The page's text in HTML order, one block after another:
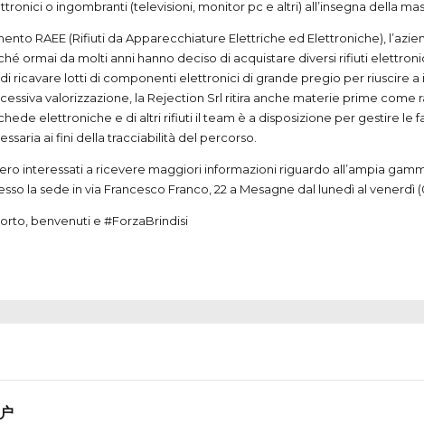
o ingombranti (televisioni, monitor pc e altri) all’insegna della
RAEE (Rifiuti da Apparecchiature Elettriche ed Elettroniche),
ormai da molti anni hanno deciso di acquistare diversi rifiuti
di ricavare lotti di componenti elettronici di grande pregio per riuscire
valorizzazione, la Rejection Srl ritira anche materie prime
elettroniche e di altri rifiuti il team è a disposizione per gestire
ai fini della tracciabilità del percorso.
interessati a ricevere maggiori informazioni riguardo all’ampia
la sede in via Francesco Franco, 22 a Mesagne dal lunedì al venerdì
benvenuti e #ForzaBrindisi